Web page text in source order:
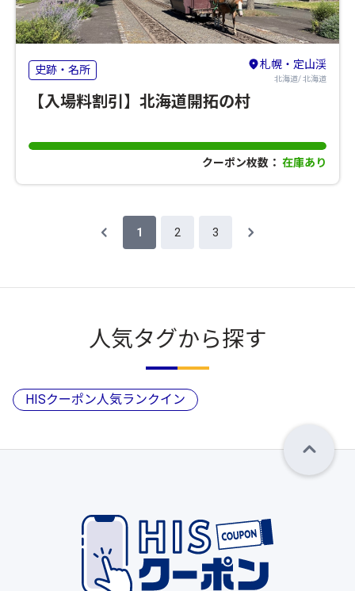
史跡・名所 札幌・定山渓
北海道/ 北海道
【入場料割引】北海道開拓の村
クーポン枚数： 在庫あり
1 2 3
人気タグから探す
HISクーポン人気ランクイン